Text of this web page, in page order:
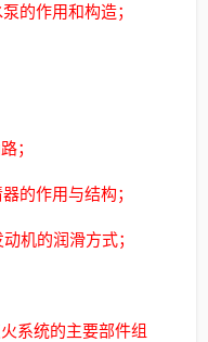
的作用和构造；
；
的作用与结构；
机的润滑方式；
系统的主要部件组